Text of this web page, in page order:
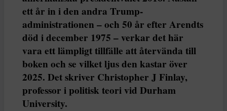
ett år in i den andra Trump-
administrationen – och 50 år efter Arendts
död i december 1975 – verkar det här
vara ett lämpligt tillfälle att återvända till
boken och se vilket ljus den kastar över
2025. Det skriver Christopher J Finlay,
professor i politisk teori vid Durham
University.